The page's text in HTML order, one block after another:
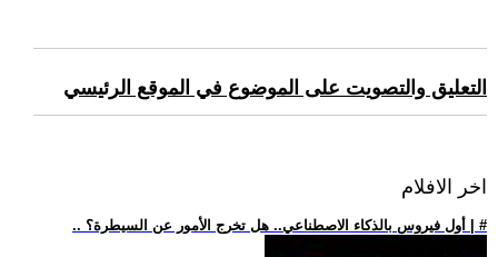
التعليق والتصويت على الموضوع في الموقع الرئيسي
اخر الافلام
.. أول فيروس بالذكاء الاصطناعي.. هل تخرج الأمور عن السيطرة؟ | #